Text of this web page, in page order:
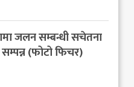
जलन सम्बन्धी सचेतना
(फोटो फिचर)